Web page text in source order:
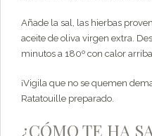
Añade la sal, las hierbas
aceite de oliva virgen extra.
minutos a 180º con calor
¡Vigila que no se quemen
Ratatouille preparado.
¿CÓMO TE HA